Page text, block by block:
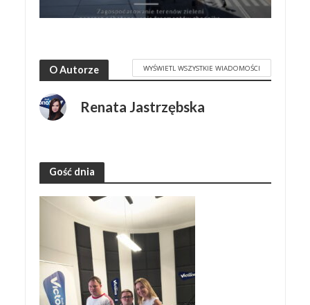
O Autorze WYŚWIETL WSZYSTKIE WIADOMOŚCI
Renata Jastrzębska
Gość dnia